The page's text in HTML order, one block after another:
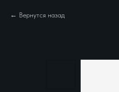
Вернутся назад